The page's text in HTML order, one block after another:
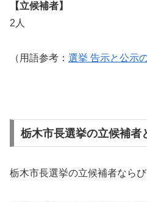
【立候補者】
2人
（用語参考： 選挙 告示と公示
栃木市長選挙の立候補者
栃木市長選挙の立候補者なら